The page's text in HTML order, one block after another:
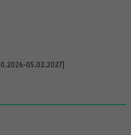
05.02.2027]